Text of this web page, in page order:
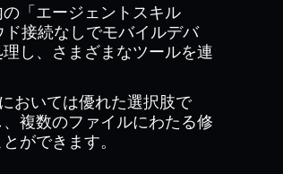
「エージェントスキル
接続なしでモバイルデバ
し、さまざまなツールを連
おいては優れた選択肢で
複数のファイルにわたる修
ができます。